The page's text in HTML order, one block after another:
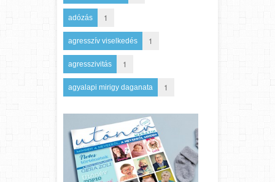
adózás 1
agresszív viselkedés 1
agresszivitás 1
agyalapi mirigy daganata 1